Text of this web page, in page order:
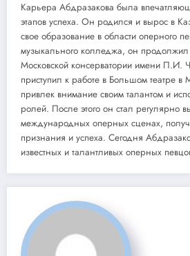
Карьера Абдразакова была
этапов успеха. Он родился и вырос в
свое образование в области оперного
музыкального колледжа, он продолжил
Московской консерватории имени П.И.
приступил к работе в Большом театре в
привлек внимание своим талантом и
ролей. После этого он стал регулярно
международных оперных сценах,
признания и успеха. Сегодня
известных и талантливых оперных